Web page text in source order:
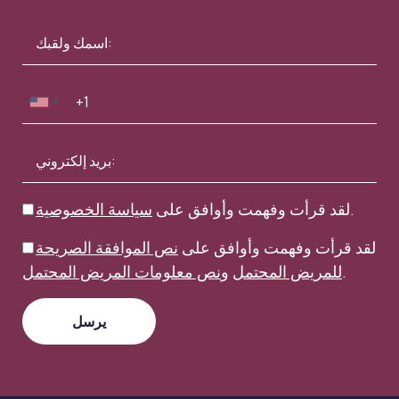
لقد قرأت وفهمت وأوافق على سياسة الخصوصية
.
لقد قرأت وفهمت وأوافق على نص الموافقة الصريحة
للمريض المحتمل ونص معلومات المريض المحتمل .